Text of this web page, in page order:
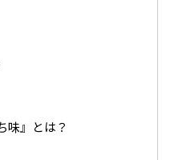
味』とは？